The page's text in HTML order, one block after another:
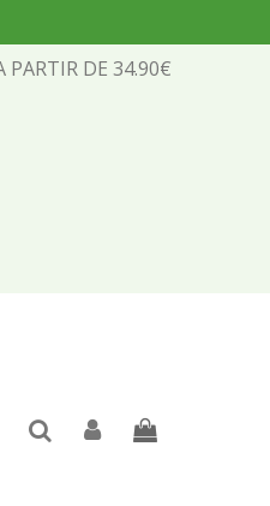
PARTIR DE 34.90€